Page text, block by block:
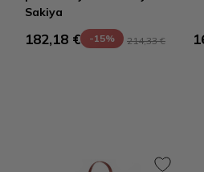
Sakiya
182,18 € -15% 214,33 €